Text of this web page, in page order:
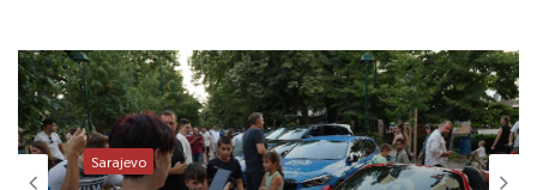
upuštaju u poricanje i iskrivljavanje genocida – piše Rosensaft.
Rosensaft navodi da sporni izvještaj u više navrata predstavlja
Bošnjake kao agresore a bosanske Srbe kao “žrtve u
prekrajanju historije koja podsjeća na opravdanja ministra
Sarajevo